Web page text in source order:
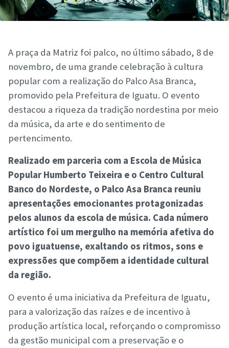
A praça da Matriz foi palco, no último sábado, 8 de
novembro, de uma grande celebração à cultura
popular com a realização do Palco Asa Branca,
promovido pela Prefeitura de Iguatu. O evento
destacou a riqueza da tradição nordestina por meio
da música, da arte e do sentimento de
pertencimento.
Realizado em parceria com a Escola de Música
Popular Humberto Teixeira e o Centro Cultural
Banco do Nordeste, o Palco Asa Branca reuniu
apresentações emocionantes protagonizadas
pelos alunos da escola de música. Cada número
artístico foi um mergulho na memória afetiva do
povo iguatuense, exaltando os ritmos, sons e
expressões que compõem a identidade cultural
da região.
O evento é uma iniciativa da Prefeitura de Iguatu,
para a valorização das raízes e de incentivo à
produção artística local, reforçando o compromisso
da gestão municipal com a preservação e o